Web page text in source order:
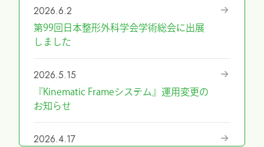
2026.6.2
第99回日本整形外科学会学術総会に出展
しました
2026.5.15
『Kinematic Frameシステム』運用変更の
お知らせ
2026.4.17